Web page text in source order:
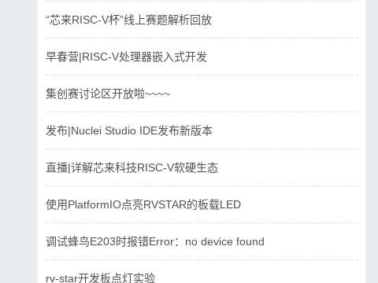
“芯来RISC-V杯”线上赛题解析回放
早春营|RISC-V处理器嵌入式开发
集创赛讨论区开放啦~~~~
发布|Nuclei Studio IDE发布新版本
直播|详解芯来科技RISC-V软硬生态
使用PlatformIO点亮RVSTAR的板载LED
调试蜂鸟E203时报错Error：no device found
rv-star开发板点灯实验